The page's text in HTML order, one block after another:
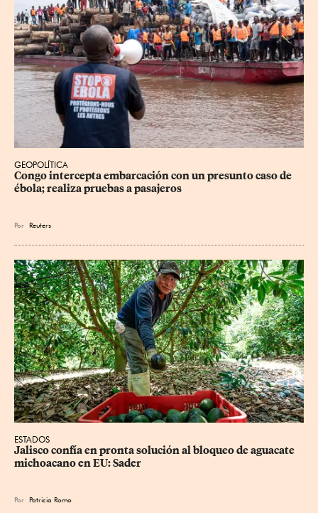
GEOPOLÍTICA
Congo intercepta embarcación con un presunto caso de
ébola; realiza pruebas a pasajeros
Por Reuters
ESTADOS
Jalisco confía en pronta solución al bloqueo de aguacate
michoacano en EU: Sader
Por Patricia Romo